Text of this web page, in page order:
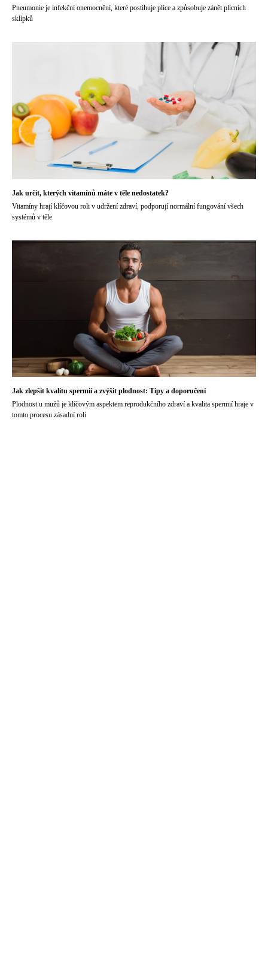
Pneumonie je infekční onemocnění, které postihuje plíce a způsobuje zánět plicních
sklípků
Jak určit, kterých vitamínů máte v těle nedostatek?
Vitamíny hrají klíčovou roli v udržení zdraví, podporují normální fungování všech
systémů v těle
Jak zlepšit kvalitu spermií a zvýšit plodnost: Tipy a doporučení
Plodnost u mužů je klíčovým aspektem reprodukčního zdraví a kvalita spermií hraje v
tomto procesu zásadní roli